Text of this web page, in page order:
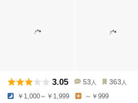
3.05 53 人 363 人
￥1,000～￥1,999 ～￥999